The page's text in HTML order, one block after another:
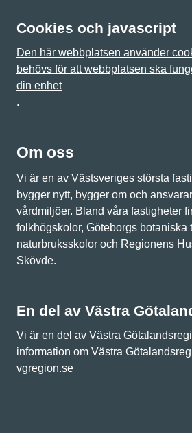
Cookies och javascript
Den här webbplatsen använder
behövs för att webbplatsen ska
din enhet
.
Om oss
Vi är en av Västsveriges största
bygger nytt, bygger om och
vårdmiljöer. Bland våra fastigheter
folkhögskolor, Göteborgs botaniska
naturbruksskolor och Regionens
Skövde.
En del av Västra
Vi är en del av Västra
information om Västra
vgregion.se